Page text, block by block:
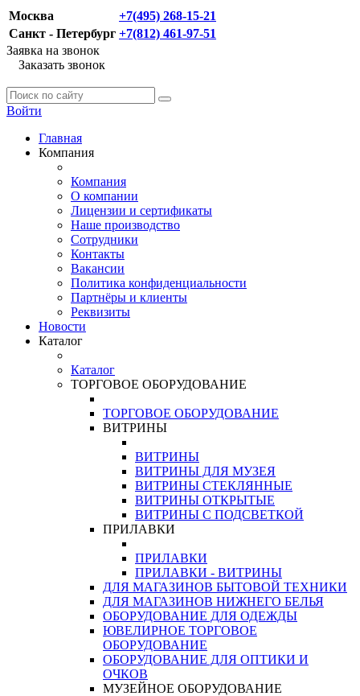
Москва
+7(495) 268-15-21
Санкт - Петербург +7(812) 461-97-51
Заявка на звонок
Заказать звонок
Войти
Главная
Компания
Компания
О компании
Лицензии и сертификаты
Наше производство
Сотрудники
Контакты
Вакансии
Политика конфиденциальности
Партнёры и клиенты
Реквизиты
Новости
Каталог
Каталог
ТОРГОВОЕ ОБОРУДОВАНИЕ
ТОРГОВОЕ ОБОРУДОВАНИЕ
ВИТРИНЫ
ВИТРИНЫ
ВИТРИНЫ ДЛЯ МУЗЕЯ
ВИТРИНЫ СТЕКЛЯННЫЕ
ВИТРИНЫ ОТКРЫТЫЕ
ВИТРИНЫ С ПОДСВЕТКОЙ
ПРИЛАВКИ
ПРИЛАВКИ
ПРИЛАВКИ - ВИТРИНЫ
ДЛЯ МАГАЗИНОВ БЫТОВОЙ ТЕХНИКИ
ДЛЯ МАГАЗИНОВ НИЖНЕГО БЕЛЬЯ
ОБОРУДОВАНИЕ ДЛЯ ОДЕЖДЫ
ЮВЕЛИРНОЕ ТОРГОВОЕ
ОБОРУДОВАНИЕ
ОБОРУДОВАНИЕ ДЛЯ ОПТИКИ И
ОЧКОВ
МУЗЕЙНОЕ ОБОРУДОВАНИЕ